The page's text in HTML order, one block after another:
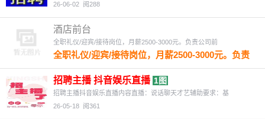
26-06-02 阅288
酒店前台
全职礼仪/迎宾/接待岗位，月薪2500-3000元。负责公司前
全职礼仪/迎宾/接待岗位，月薪2500-3000元。负责
公司前台接待，引导来访客人，接听电话，安排会
议等。无需经验，学历不限，年龄18-30岁。工作
环境好，团队氛围佳，有意者欢迎电话咨询
26-05-22 阅49
招聘主播 抖音娱乐直播 1图
招聘主播抖音娱乐直播内容直播：说话聊天才艺辅助要求：基
26-05-18 阅361